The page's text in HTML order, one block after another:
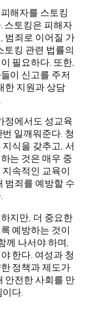
해자를 스토킹
스토킹은 피해자
범죄로 이어질 가
토킹 관련 법률의
필요하다. 또한,
이 신고를 주저
한 지원과 상담
정에서도 성교육
일깨워준다. 청
식을 갖추고, 서
는 것은 매우 중
속적인 교육이
범죄를 예방할 수
지만, 더 중요한
예방하는 것이
께 나서야 하며,
한다. 여성과 청
정책과 제도가
안전한 사회를 만
다.